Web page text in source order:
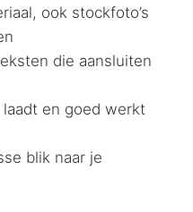
ook stockfoto’s
die aansluiten
en goed werkt
blik naar je